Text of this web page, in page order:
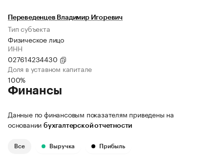
Переведенцев Владимир Игоревич
Тип субъекта
Физическое лицо
ИНН
027614234430
Доля в уставном капитале
100%
Финансы
Данные по финансовым показателям приведены на
основании бухгалтерской отчетности
Все Выручка Прибыль